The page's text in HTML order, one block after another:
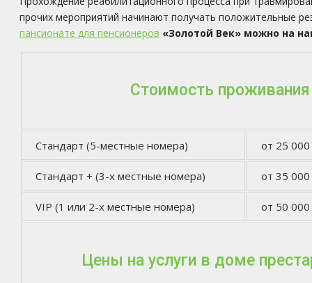
прочих мероприятий начинают получать положительные
пансионате для пенсионеров «Золотой Век» можно на
Стоимость проживания
Стандарт (5-местные номера) от 25 000
Стандарт + (3-х местные номера) от 35 000
VIP (1 или 2-х местные номера) от 50 000
Цены на услуги в доме